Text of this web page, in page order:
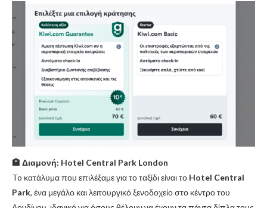
🏨 Διαμονή: Hotel Central Park London
To κατάλυμα που επιλέξαμε για το ταξίδι είναι το Hotel Central
Park, ένα μεγάλο και λειτουργικό ξενοδοχείο στο κέντρο του